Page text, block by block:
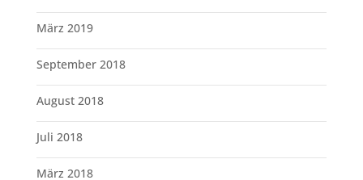
März 2019
September 2018
August 2018
Juli 2018
März 2018